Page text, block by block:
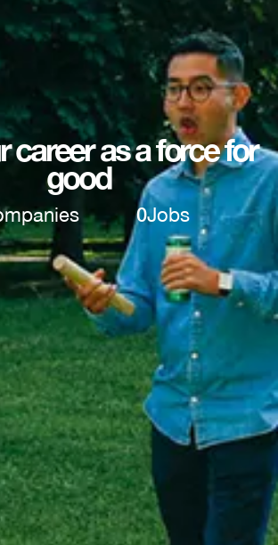
career as a force for
good
0Jobs